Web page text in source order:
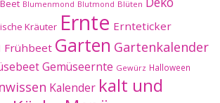
Beet Blumenmond Blutmond Blüten
Kräuter Ernte Ernteticker
Frühbeet Garten Gartenkalender
Gemüseernte Gewürz Halloween
Kalender kalt und